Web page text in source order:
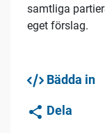
samtliga
eget förslag.
Bädda in
Dela